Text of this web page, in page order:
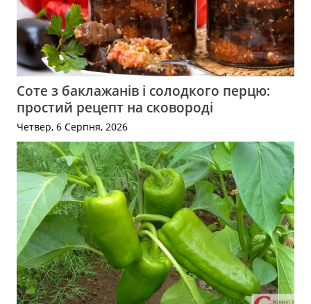
Соте з баклажанів і солодкого перцю:
простий рецепт на сковороді
Четвер, 6 Серпня, 2026